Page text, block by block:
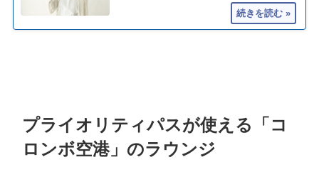
プライオリティパスが使える「コ
ロンボ空港」のラウンジ